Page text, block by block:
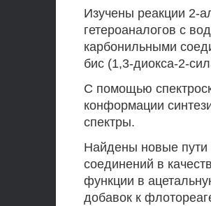
Изучены реакции 2-
гетероаналогов с
карбонильными
бис (1,3-диокса-2-
С помощью
конформации
спектры.
Найдены новые пути
соединений в
функции в
добавок к